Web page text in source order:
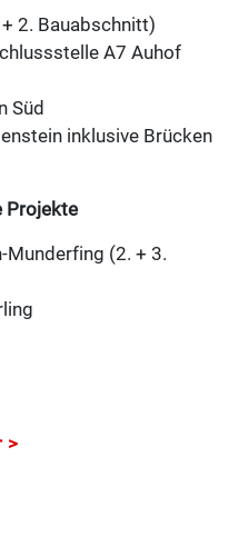
2. Bauabschnitt)
A7 Auhof
Süd
inklusive Brücken
Projekte
(2. + 3.